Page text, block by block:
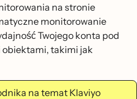
na stronie
monitorowanie
Twojego konta pod
takimi jak
na temat Klaviyo